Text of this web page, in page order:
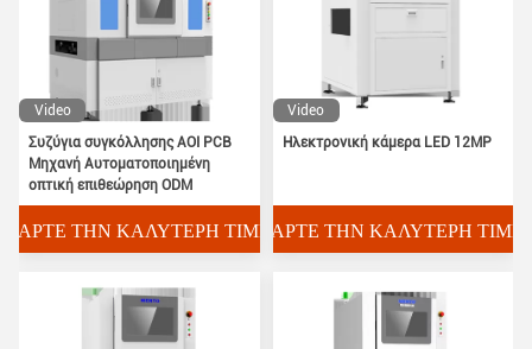
Video
Συζύγια συγκόλλησης AOI PCB
Μηχανή Αυτοματοποιημένη
οπτική επιθεώρηση ODM
ΠΆΡΤΕ ΤΗΝ ΚΑΛΎΤΕΡΗ ΤΙΜΉ
Video
Ηλεκτρονική κάμερα LED 12MP
ΠΆΡΤΕ ΤΗΝ ΚΑΛΎΤΕΡΗ ΤΙΜΉ